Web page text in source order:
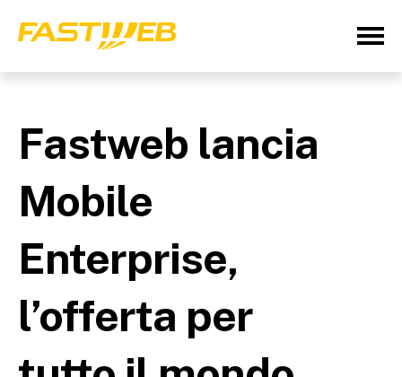
Fastweb lancia
Mobile
Enterprise,
l’offerta per